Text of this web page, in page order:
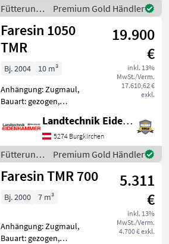
FUTTERMISCHWAGEN 850
TMR PRO - mit F
Fütterungstechnik
/ Faresin
Premium Gold Händler
Faresin 1050
TMR
19.900
€
inkl. 13%
MwSt./Verm.
17.610,62 €
exkl.
Bj. 2004
10 m³
Anhängung: Zugmaul,
Bauart: gezogen,
Misch-Anordnung:
horizontal, Mischsystem:
Schnecken, Entnahmefräse,
Stützfuß, Wiegeeinrichtung
FARESIN FUTTE
Landtechnik Eidenhammer GmbH
5274 Burgkirchen
Fütterungstechnik
/ Faresin
Premium Gold Händler
Faresin TMR 700
5.311
€
inkl. 13%
MwSt./Verm.
4.700 € exkl.
Bj. 2000 7 m³
Anhängung: Zugmaul,
Bauart: gezogen,